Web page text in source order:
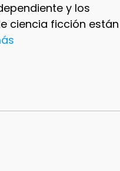
y los
ciencia ficción están